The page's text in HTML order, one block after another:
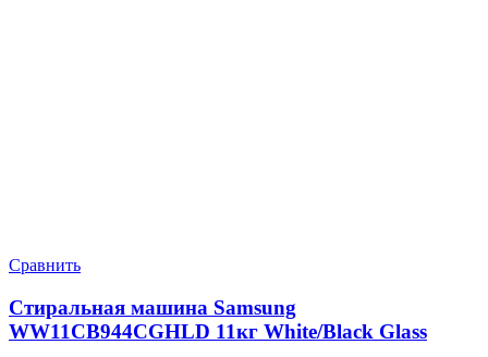
Сравнить
Стиральная машина Samsung
WW11CB944CGHLD 11кг White/Black Glass